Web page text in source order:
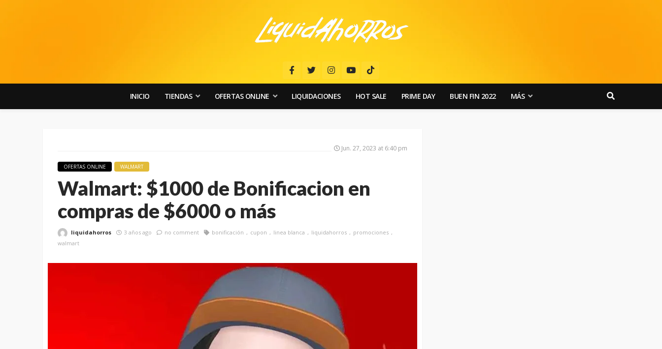
INICIO TIENDAS OFERTAS ONLINE LIQUIDACIONES HOT SALE PRIME DAY BUEN FIN 2022 MÁS
Jun. 27, 2023 at 6:40 pm
OFERTAS ONLINE WALMART
Walmart: $1000 de Bonificacion en
compras de $6000 o más
liquidahorros 3 años ago no comment bonificación cupon linea blanca liquidahorros
promociones
walmart